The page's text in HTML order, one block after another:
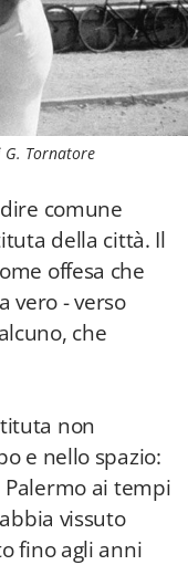
Tornatore
comune
della città. Il
offesa che
vero - verso
che
non
e nello spazio:
Palermo ai tempi
vissuto
fino agli anni